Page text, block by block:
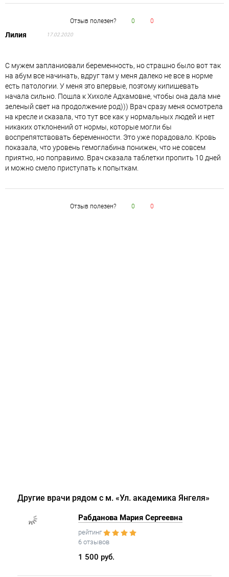
Отзыв полезен? 0 0
Лилия 17.02.2020
С мужем запланиовали беременность, но страшно было вот так
на абум все начинать, вдруг там у меня далеко не все в норме
есть патологии. У меня это впервые, поэтому кипишевать
начала сильно. Пошла к Хихоле Адхамовне, чтобы она дала мне
зеленый свет на продолжение род))) Врач сразу меня осмотрела
на кресле и сказала, что тут все как у нормальных людей и нет
никаких отклонений от нормы, которые могли бы
воспрепятствовать беременности. Это уже порадовало. Кровь
показала, что уровень гемоглабина понижен, что не совсем
приятно, но поправимо. Врач сказала таблетки пропить 10 дней
и можно смело приступать к попыткам.
Отзыв полезен? 0 0
Другие врачи рядом с м. «Ул. академика Янгеля»
Рабданова Мария Сергеевна
рейтинг
6 отзывов
1 500 руб.